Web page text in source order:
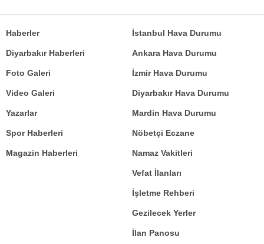
Haberler
Diyarbakır Haberleri
Foto Galeri
Video Galeri
Yazarlar
İstanbul Hava Durumu
Ankara Hava Durumu
İzmir Hava Durumu
Diyarbakır Hava Durumu
Mardin Hava Durumu
Spor Haberleri
Magazin Haberleri
Nöbetçi Eczane
Namaz Vakitleri
Vefat İlanları
İşletme Rehberi
Gezilecek Yerler
İlan Panosu